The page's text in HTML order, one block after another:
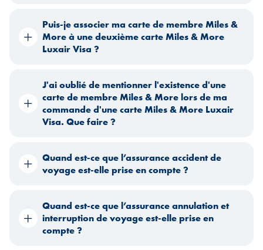
Puis-je associer ma carte de membre Miles &
More à une deuxième carte Miles & More
Luxair Visa ?
J'ai oublié de mentionner l'existence d'une
carte de membre Miles & More lors de ma
commande d'une carte Miles & More Luxair
Visa. Que faire ?
Quand est-ce que l’assurance accident de
voyage est-elle prise en compte ?
Quand est-ce que l’assurance annulation et
interruption de voyage est-elle prise en
compte ?